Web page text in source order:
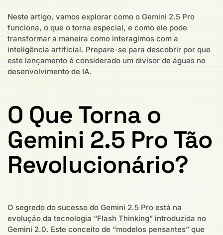
Neste artigo, vamos explorar como o Gemini 2.5 Pro
funciona, o que o torna especial, e como ele pode
transformar a maneira como interagimos com a
inteligência artificial. Prepare-se para descobrir por que
este lançamento é considerado um divisor de águas no
desenvolvimento de IA.
O Que Torna o
Gemini 2.5 Pro Tão
Revolucionário?
O segredo do sucesso do Gemini 2.5 Pro está na
evolução da tecnologia “Flash Thinking” introduzida no
Gemini 2.0. Este conceito de “modelos pensantes” que